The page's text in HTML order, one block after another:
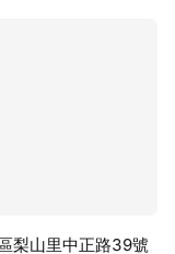
梨山里中正路39號